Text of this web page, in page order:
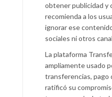
obtener publicidad y
recomienda a los
ignorar ese
sociales ni otros
La plataforma
ampliamente usado
transferencias, pago
ratificó su